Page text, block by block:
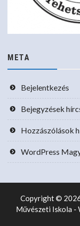
META
Bejelentkezés
Bejegyzések
Hozzászólások
WordPress
Copyright ©
Művészeti Iskola -